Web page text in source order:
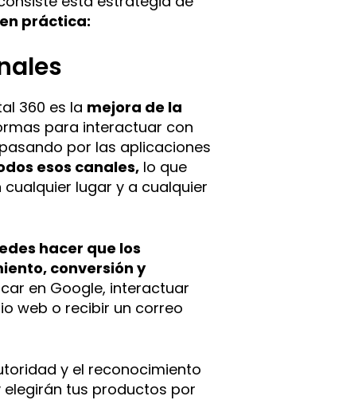
práctica:
360 es la mejora de la
para interactuar con
por las aplicaciones
esos canales, lo que
lugar y a cualquier
hacer que los
conversión y
en Google, interactuar
web o recibir un correo
y el reconocimiento
elegirán tus productos por